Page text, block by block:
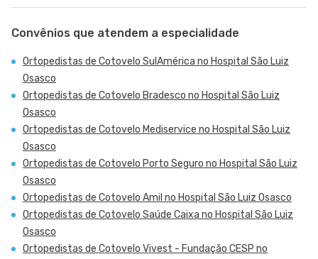
Convênios que atendem a especialidade
Ortopedistas de Cotovelo SulAmérica no Hospital São Luiz
Osasco
Ortopedistas de Cotovelo Bradesco no Hospital São Luiz
Osasco
Ortopedistas de Cotovelo Mediservice no Hospital São Luiz
Osasco
Ortopedistas de Cotovelo Porto Seguro no Hospital São Luiz
Osasco
Ortopedistas de Cotovelo Amil no Hospital São Luiz Osasco
Ortopedistas de Cotovelo Saúde Caixa no Hospital São Luiz
Osasco
Ortopedistas de Cotovelo Vivest - Fundação CESP no